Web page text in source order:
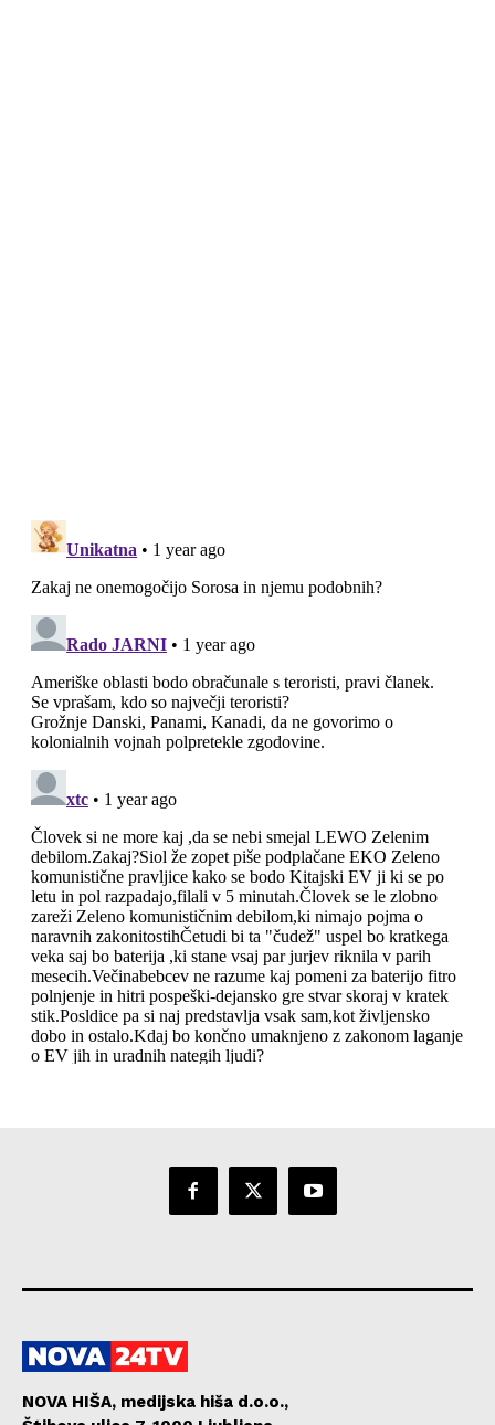
NOVA HIŠA, medijska hiša d.o.o.,